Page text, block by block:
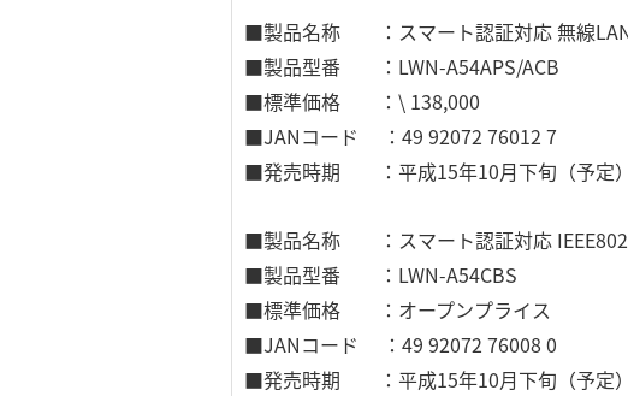
■製品名称 ：スマート認証対応 無線LAN
■製品型番 ：LWN-A54APS/ACB
■標準価格 ：\ 138,000
■JANコード ：49 92072 76012 7
■発売時期 ：平成15年10月下旬（予定）
■製品名称 ：スマート認証対応
■製品型番 ：LWN-A54CBS
■標準価格 ：オープンプライス
■JANコード ：49 92072 76008 0
■発売時期 ：平成15年10月下旬（予定）